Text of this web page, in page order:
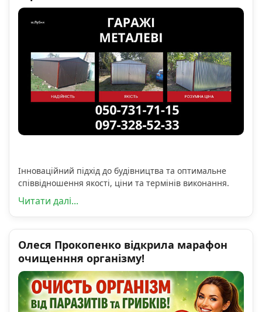
Інноваційний підхід до будівництва та оптимальне
співвідношення якості, ціни та термінів виконання.
Читати далі...
Олеся Прокопенко відкрила марафон
очищенння організму!